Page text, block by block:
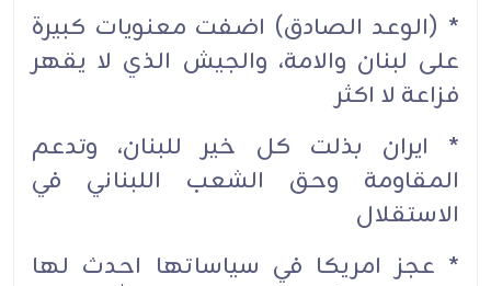
* (الوعد الصادق) اضفت معنويات كبيرة
على لبنان والامة، والجيش الذي لا يقهر
فزاعة لا اكثر
* ايران بذلت كل خير للبنان، وتدعم
المقاومة وحق الشعب اللبناني في
الاستقلال
* عجز امريكا في سياساتها احدث لها